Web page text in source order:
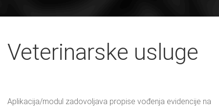
Veterinarske usluge
Aplikacija/modul zadovoljava propise vođenja evidencije na